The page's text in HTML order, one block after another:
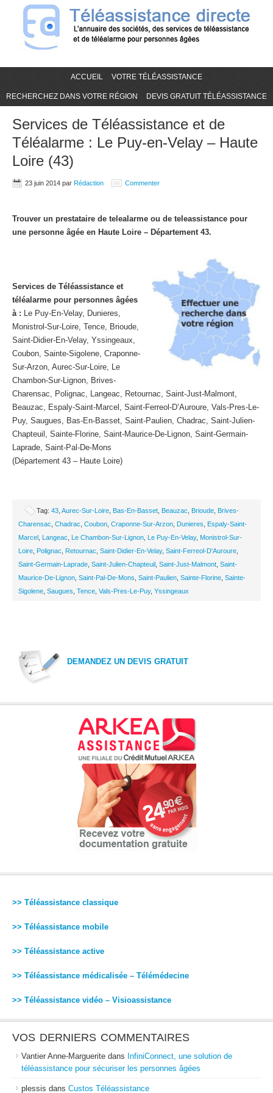
ACCUEIL VOTRE TÉLÉASSISTANCE
RECHERCHEZ DANS VOTRE RÉGION DEVIS GRATUIT TÉLÉASSISTANCE
Services de Téléassistance et de
Téléalarme : Le Puy-en-Velay – Haute
Loire (43)
23 juin 2014 par Rédaction Commenter
Trouver un prestataire de telealarme ou de teleassistance pour
une personne âgée en Haute Loire – Département 43.
Services de Téléassistance et
téléalarme pour personnes âgées
à : Le Puy-En-Velay, Dunieres,
Monistrol-Sur-Loire, Tence, Brioude,
Saint-Didier-En-Velay, Yssingeaux,
Coubon, Sainte-Sigolene, Craponne-
Sur-Arzon, Aurec-Sur-Loire, Le
Chambon-Sur-Lignon, Brives-
Charensac, Polignac, Langeac, Retournac, Saint-Just-Malmont,
Beauzac, Espaly-Saint-Marcel, Saint-Ferreol-D’Auroure, Vals-Pres-Le-
Puy, Saugues, Bas-En-Basset, Saint-Paulien, Chadrac, Saint-Julien-
Chapteuil, Sainte-Florine, Saint-Maurice-De-Lignon, Saint-Germain-
Laprade, Saint-Pal-De-Mons
(Département 43 – Haute Loire)
Tag: 43 Aurec-Sur-Loire Bas-En-Basset Beauzac Brioude Brives-
Charensac Chadrac Coubon Craponne-Sur-Arzon Dunieres
Espaly-Saint-
Marcel Langeac Le Chambon-Sur-Lignon Le Puy-En-Velay, Monistrol-Sur-
Loire Polignac Retournac Saint-Didier-En-Velay, Saint-Ferreol-D'Auroure
Saint-Germain-Laprade Saint-Julien-Chapteuil Saint-Just-Malmont Saint-
Maurice-De-Lignon Saint-Pal-De-Mons Saint-Paulien Sainte-Florine Sainte-
Sigolene Saugues Tence Vals-Pres-Le-Puy, Yssingeaux
DEMANDEZ UN DEVIS GRATUIT
>> Téléassistance classique
>> Téléassistance mobile
>> Téléassistance active
>> Téléassistance médicalisée – Télémédecine
>> Téléassistance vidéo – Visioassistance
VOS DERNIERS COMMENTAIRES
Vantier Anne-Marguerite dans InfiniConnect, une solution de
téléassistance pour sécuriser les personnes âgées
plessis dans Custos Téléassistance